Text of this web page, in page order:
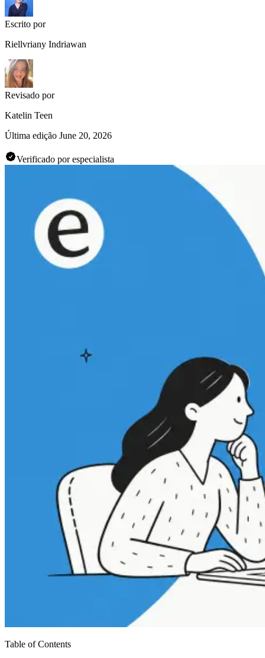
Escrito por
Riellvriany Indriawan
Revisado por
Katelin Teen
Última edição June 20, 2026
Verificado por especialista
Table of Contents